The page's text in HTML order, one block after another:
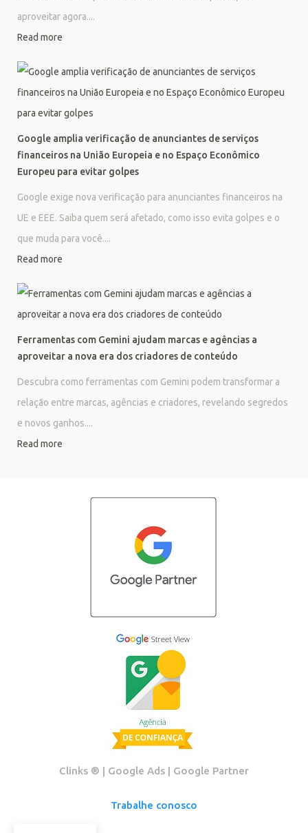
aproveitar agora....
Read more
Google amplia verificação de anunciantes de serviços
financeiros na União Europeia e no Espaço Econômico
Europeu para evitar golpes
Google exige nova verificação para anunciantes financeiros na
UE e EEE. Saiba quem será afetado, como isso evita golpes e o
que muda para você....
Read more
Ferramentas com Gemini ajudam marcas e agências a
aproveitar a nova era dos criadores de conteúdo
Descubra como ferramentas com Gemini podem transformar a
relação entre marcas, agências e criadores, revelando segredos
e novos ganhos....
Read more
Clinks ®️ | Google Ads | Google Partner
Trabalhe conosco